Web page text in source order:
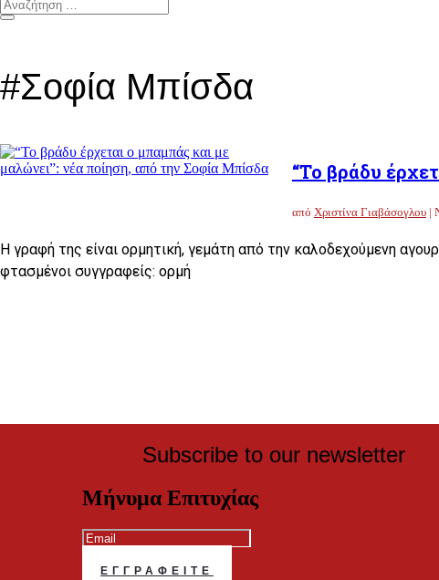
#Σοφία Μπίσδα
“Το βράδυ
από Χριστίνα Γιαβάσογλου |
Η γραφή της είναι ορμητική, γεμάτη από την καλοδεχούμενη
φτασμένοι συγγραφείς: ορμή
Subscribe to our newsletter
Μήνυμα Επιτυχίας
ΕΓΓΡΑΦΕΊΤΕ